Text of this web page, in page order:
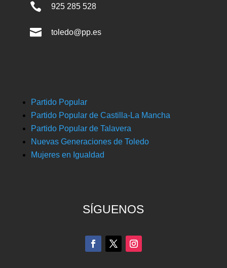
 925 285 528
 toledo@pp.es
Partido Popular
Partido Popular de Castilla-La Mancha
Partido Popular de Talavera
Nuevas Generaciones de Toledo
Mujeres en Igualdad
SÍGUENOS